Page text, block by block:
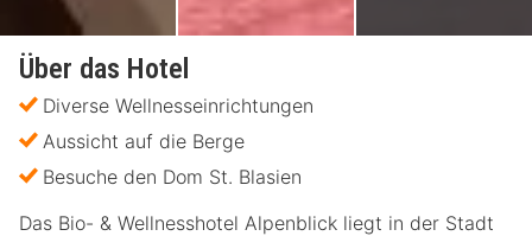
Über das Hotel
Diverse Wellnesseinrichtungen
Aussicht auf die Berge
Besuche den Dom St. Blasien
Das Bio- & Wellnesshotel Alpenblick liegt in der Stadt